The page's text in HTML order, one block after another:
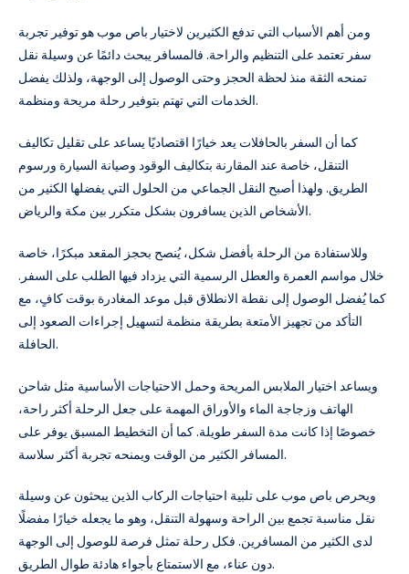
ومن أهم الأسباب التي تدفع الكثيرين لاختيار باص موب هو توفير تجربة
سفر تعتمد على التنظيم والراحة. فالمسافر يبحث دائمًا عن وسيلة نقل
تمنحه الثقة منذ لحظة الحجز وحتى الوصول إلى الوجهة، ولذلك يفضل
الخدمات التي تهتم بتوفير رحلة مريحة ومنظمة.
كما أن السفر بالحافلات يعد خيارًا اقتصاديًا يساعد على تقليل تكاليف
التنقل، خاصة عند المقارنة بتكاليف الوقود وصيانة السيارة ورسوم
الطريق. ولهذا أصبح النقل الجماعي من الحلول التي يفضلها الكثير من
الأشخاص الذين يسافرون بشكل متكرر بين مكة والرياض.
وللاستفادة من الرحلة بأفضل شكل، يُنصح بحجز المقعد مبكرًا، خاصة
خلال مواسم العمرة والعطل الرسمية التي يزداد فيها الطلب على السفر.
كما يُفضل الوصول إلى نقطة الانطلاق قبل موعد المغادرة بوقت كافٍ، مع
التأكد من تجهيز الأمتعة بطريقة منظمة لتسهيل إجراءات الصعود إلى
الحافلة.
ويساعد اختيار الملابس المريحة وحمل الاحتياجات الأساسية مثل شاحن
الهاتف وزجاجة الماء والأوراق المهمة على جعل الرحلة أكثر راحة،
خصوصًا إذا كانت مدة السفر طويلة. كما أن التخطيط المسبق يوفر على
المسافر الكثير من الوقت ويمنحه تجربة أكثر سلاسة.
ويحرص باص موب على تلبية احتياجات الركاب الذين يبحثون عن وسيلة
نقل مناسبة تجمع بين الراحة وسهولة التنقل، وهو ما يجعله خيارًا مفضلًا
لدى الكثير من المسافرين. فكل رحلة تمثل فرصة للوصول إلى الوجهة
دون عناء، مع الاستمتاع بأجواء هادئة طوال الطريق.